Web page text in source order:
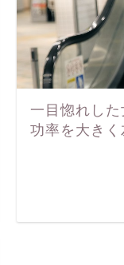
一目惚れし
功率を大き